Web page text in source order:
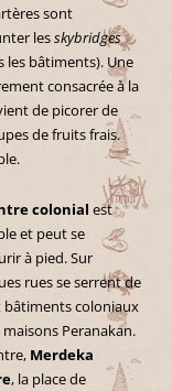
sont
lesskybridges
les bâtiments). Une
consacrée à la
de picorer de
de fruits frais.
colonial est
et peut se
à pied. Sur
rues se serrent de
bâtiments coloniaux
Peranakan.
Merdeka
, la place de